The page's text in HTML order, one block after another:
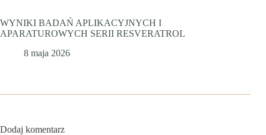
WYNIKI BADAŃ APLIKACYJNYCH I
APARATUROWYCH SERII RESVERATROL
8 maja 2026
Dodaj komentarz